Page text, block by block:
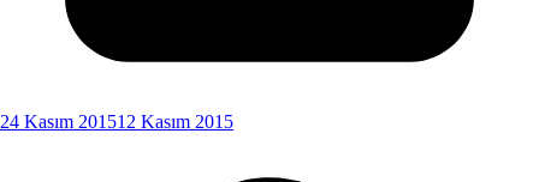
24 Kasım 201512 Kasım 2015